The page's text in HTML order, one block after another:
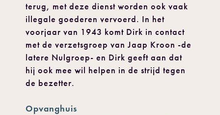
terug, met deze dienst worden ook vaak
illegale goederen vervoerd. In het
voorjaar van 1943 komt Dirk in contact
met de verzetsgroep van Jaap Kroon -de
latere Nulgroep- en Dirk geeft aan dat
hij ook mee wil helpen in de strijd tegen
de bezetter.
Opvanghuis